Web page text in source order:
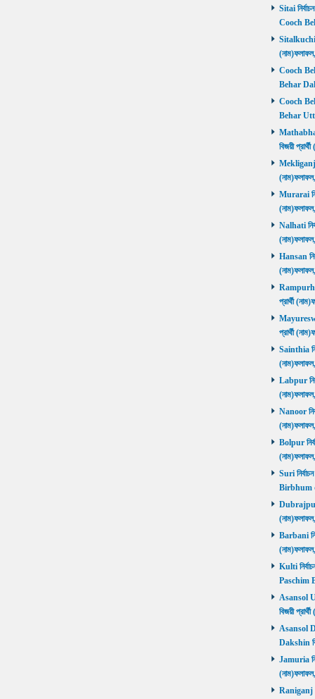
Sitai
Cooch
Sitalkuchi
Cooch
Behar
Cooch
Behar
বিজয়ী
Mekliganj
Murarai
Nalhati
Hansan
Rampurhat
প্রার্থী
প্রার্থী
Sainthia
Labpur
Nanoor
Bolpur
Suri
Birbhum
Dubrajpur
Barbani
Kulti
Paschim
Asansol
বিজয়ী
Asansol
Dakshin
Jamuria
Raniganj